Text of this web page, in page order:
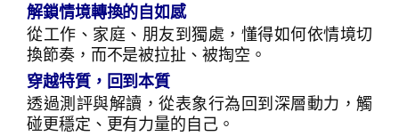
解鎖情境轉換的自如感
從工作、家庭、朋友到獨處，懂得如何依情境切
換節奏，而不是被拉扯、被掏空。
穿越特質，回到本質
透過測評與解讀，從表象行為回到深層動力，觸
碰更穩定、更有力量的自己。